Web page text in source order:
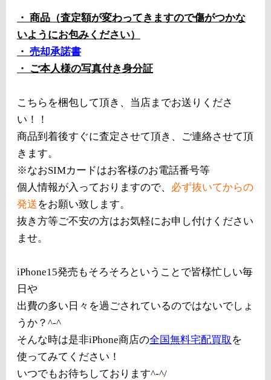
・ 商品（査定額が変わってきますので傷がつかな
いようにお包みください）
・ 売却承諾書
・ ご本人様の写真付き身分証
こちらを梱包して頂き、当店までお送りくださ
い！！
商品到着後すぐに査定させて頂き、ご連絡させて頂
きます。
※なおSIMカードはお客様のお電話番号等
個人情報が入っておりますので、 必ず抜いてからの
発送をお願い致します。
抜き方等ご不安の方はお気軽にお申し付けください
ませ。
iPhone15発売もそろそろということで皆様忙しい毎
日や
出費の多い日々を過ごされているのではないでしょ
うか？^-^
そんな時は是非iPhone商店の全国無料宅配買取 を
使ってみてください！
いつでもお待ちしております^-^/